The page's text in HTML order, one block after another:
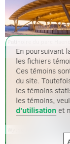
Patinoire du parc
En poursuivant
les fichiers
Ces témoins
du site.
les témoins
les témoins,
d'utilisation et